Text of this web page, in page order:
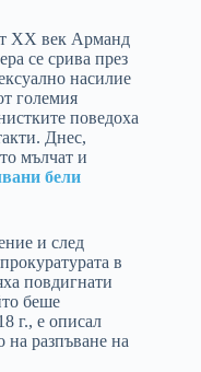
XX век Арманд
се срива през
насилие
големия
поведоха
Днес,
мълчат и
бели
и след
в
повдигнати
беше
г., е описал
разпъване на